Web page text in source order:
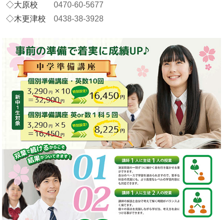
◇大原校 0470-60-5677
◇木更津校 0438-38-3928